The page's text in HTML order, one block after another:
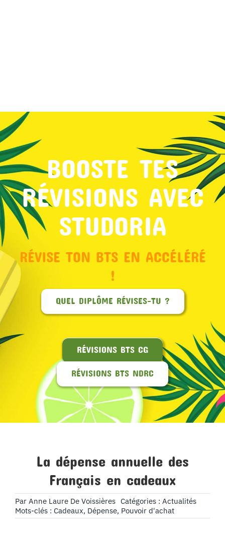
BOOSTE TES
RÉVISIONS AVEC
STUDORIA
RÉVISE TON BTS EN ACCÉLÉRÉ
!
QUEL DIPLÔME RÉVISES-TU ?
RÉVISIONS BTS CG
RÉVISIONS BTS NDRC
La dépense annuelle des
Français en cadeaux
Par Anne Laure De Voissières Catégories : Actualités
Mots-clés : Cadeaux, Dépense, Pouvoir d'achat